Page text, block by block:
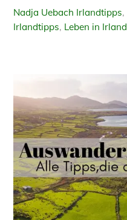
Nadja Uebach Irlandtipps,
Irlandtipps, Leben in Irland